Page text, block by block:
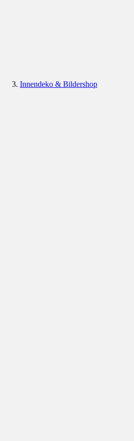
Innendeko & Bildershop